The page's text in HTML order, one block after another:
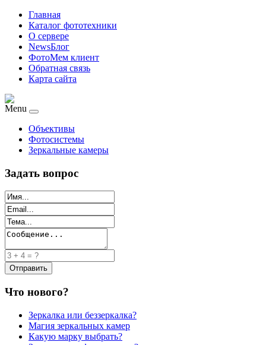
Главная
Каталог фототехники
О сервере
NewsБлог
ФотоМем клиент
Обратная связь
Карта сайта
Menu
Объективы
Фотосистемы
Зеркальные камеры
Задать вопрос
Что нового?
Зеркалка или беззеркалка?
Магия зеркальных камер
Какую марку выбрать?